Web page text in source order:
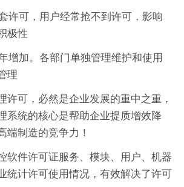
许可，用户经常抢不到许可，影响
极性
增加。各部门单独管理维护和使用
理
许可，必然是企业发展的重中之重，
系统的核心是帮助企业提质增效降
端制造的竞争力！
软件许可证服务、模块、用户、机器
统计许可使用情况，有效解决了许可